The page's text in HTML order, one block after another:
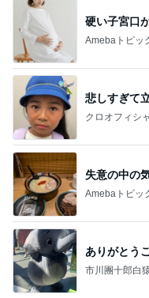
硬い子宮口
Amebaトピッ
悲しすぎて
クロオフィシ
失意の中の
Amebaトピッ
ありがとう
市川團十郎白